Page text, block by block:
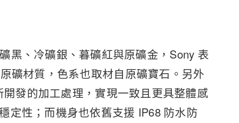
黑、冷礦銀、暮礦紅與原礦金，Sony 表
礦材質，色系也取材自原礦寶石。另外
發的加工處理，實現一致且更具整體感
定性；而機身也依舊支援 IP68 防水防